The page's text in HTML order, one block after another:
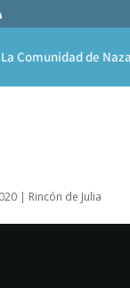
La Comunidad de
| Rincón de Julia